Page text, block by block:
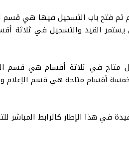
تم فتح باب التسجيل فيها هي قسم
القيد والتسجيل في ثلاثة
متاح في ثلاثة أقسام هي قسم
خمسة أقسام متاحة هي قسم
في هذا الإطار كالرابط المباشر